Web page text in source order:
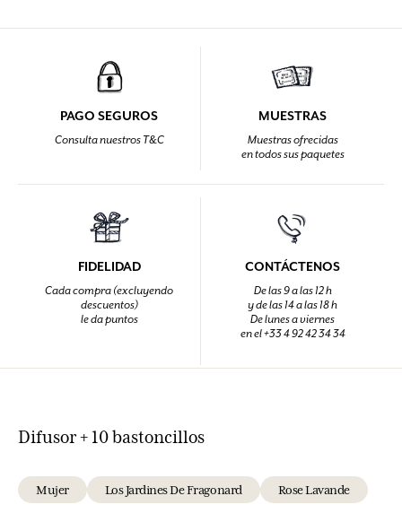
PAGO SEGUROS
Consulta nuestros T&C
MUESTRAS
Muestras ofrecidas
en todos sus paquetes
FIDELIDAD
Cada compra (excluyendo
descuentos)
le da puntos
CONTÁCTENOS
De las 9 a las 12 h
y de las 14 a las 18 h
De lunes a viernes
en el +33 4 92 42 34 34
Difusor + 10 bastoncillos
Mujer Los Jardines De Fragonard Rose Lavande